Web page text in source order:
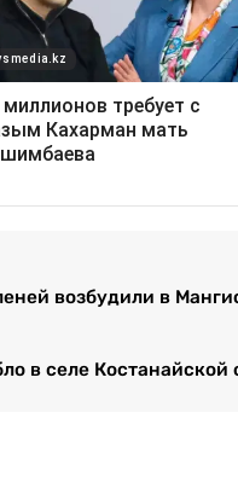
возбудили в
в селе Костанайской